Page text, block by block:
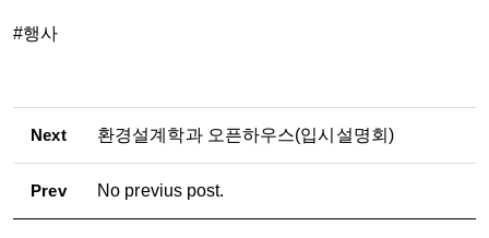
#행사
Next 환경설계학과 오픈하우스(입시설명회)
Prev No previus post.